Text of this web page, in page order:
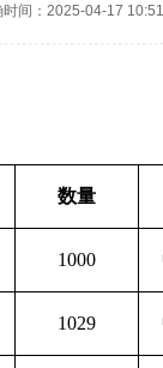
时间：2025-04-17 10:51
数量
1000
1029